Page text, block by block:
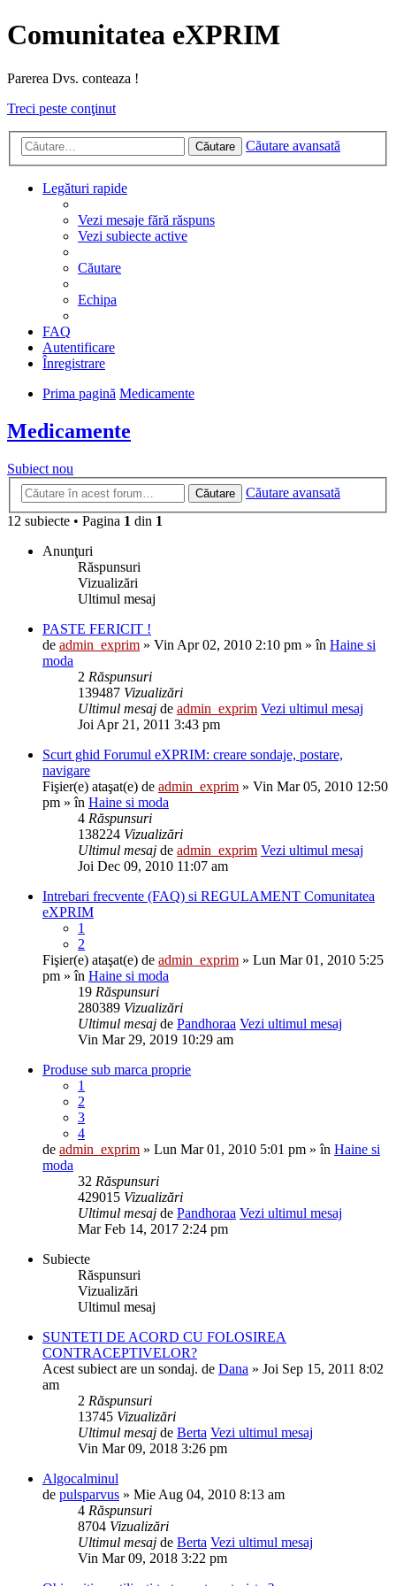
Comunitatea eXPRIM
Parerea Dvs. conteaza !
Treci peste conţinut
Căutare Căutare avansată
Legături rapide
Vezi mesaje fără răspuns
Vezi subiecte active
Căutare
Echipa
FAQ
Autentificare
Înregistrare
Prima pagină Medicamente
Medicamente
Subiect nou
Căutare
Căutare avansată
12 subiecte • Pagina 1 din 1
Anunţuri
Răspunsuri
Vizualizări
Ultimul mesaj
PASTE FERICIT !
de admin_exprim » Vin Apr 02, 2010 2:10 pm » în Haine si
moda
2 Răspunsuri
139487 Vizualizări
Ultimul mesaj de admin_exprim Vezi ultimul mesaj
Joi Apr 21, 2011 3:43 pm
Scurt ghid Forumul eXPRIM: creare sondaje, postare,
navigare
Fişier(e) ataşat(e) de admin_exprim » Vin Mar 05, 2010 12:50
pm » în Haine si moda
4 Răspunsuri
138224 Vizualizări
Ultimul mesaj de admin_exprim Vezi ultimul mesaj
Joi Dec 09, 2010 11:07 am
Intrebari frecvente (FAQ) si REGULAMENT Comunitatea
eXPRIM
1
2
Fişier(e) ataşat(e) de admin_exprim » Lun Mar 01, 2010 5:25
pm » în Haine si moda
19 Răspunsuri
280389 Vizualizări
Ultimul mesaj de Pandhoraa Vezi ultimul mesaj
Vin Mar 29, 2019 10:29 am
Produse sub marca proprie
1
2
3
4
de admin_exprim » Lun Mar 01, 2010 5:01 pm » în Haine si
moda
32 Răspunsuri
429015 Vizualizări
Ultimul mesaj de Pandhoraa Vezi ultimul mesaj
Mar Feb 14, 2017 2:24 pm
Subiecte
Răspunsuri
Vizualizări
Ultimul mesaj
SUNTETI DE ACORD CU FOLOSIREA
CONTRACEPTIVELOR?
Acest subiect are un sondaj. de Dana » Joi Sep 15, 2011 8:02
am
2 Răspunsuri
13745 Vizualizări
Ultimul mesaj de Berta Vezi ultimul mesaj
Vin Mar 09, 2018 3:26 pm
Algocalminul
de pulsparvus » Mie Aug 04, 2010 8:13 am
4 Răspunsuri
8704 Vizualizări
Ultimul mesaj de Berta Vezi ultimul mesaj
Vin Mar 09, 2018 3:22 pm